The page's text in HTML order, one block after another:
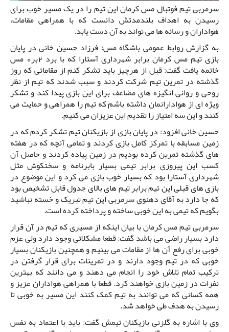
سرمربی تیم فوتبال مس کرمان این تیم را در یک مسیر خوب برای
رسیدن به اهداف بلندمدتش دانست که با همراهی مقامات،
هواداران و رسانه ها می تواند به آن دست یابد.
به گزارش روابط عمومی باشگاه مس؛ فرزاد حسین خانی در پایان
بازی تیم مس کرمان برابر شهرداری آستارا که با برد 2بر0 مس
خاتمه یافت گفت: قبل از هرچیز باید تشکر کنم از مقاماتی که روز
گذشته در تمرین تیم شرکت کردند و سبب شدند که تیم از نظر
روحی و روانی انگیزه های مضاعف برای این بازی پیدا کند و تشکر
ویژه ای از هوادارانمان داشته باشم که تیم را همراهی و حمایت می
کنند و این سه امتیاز را تقدیم این عزیزان می کنیم.
حسین خانی افزود: در پایان بازی از بازیکنان تیم تشکر کردم که در
زمین مسابقه با تمرکز کامل بازی کردند و تمامی آنچه که در هفته
های گذشته تمرین کرده بودیم در زمین پیاده کردند و حاصل آن
کسب این پیروزی برابر تیمی بسیار بابرنامه و سختکوش مثل
شهرداری آستارا بود که بسیار خوب بازی می کرد و این موضوع در
بازی های قبلی این تیم برابر تیم های بالای جدول قابل تشخیص بود
که جا دارد به آقای دهنوی سرمربی این تیم تبریک و خسته نباشید
بگویم که تیمی به این خوبی ساخته و پرداخته کرده است.
سرمربی تیم مس کرمان با بیان اینکه از مسیری که تیم در آن قرار
دارد بسیار راضی می باشد گفت: قطعا مشکلاتی وجود دارد ولی عزم
خوبی برای رفع آن ها از مقامات می بینیم و همچنین بازیکنان بسیار
خوبی که در تیم وجود دارند و در تمرینات برای قرار گرفتن در
ترکیب تمام تلاش خود را انجام می دهند و می دانند که بهترین
نفرات در زمین بازی خواهند کرد. قطعا با همراهی هواداران عزیز و
همه کسانی که می توانند به تیم کمک کنند این مسیر به خوبی تا
رسیدن به هدف طی خواهد شد.
وی با اشاره به گلزنی بازیکنان تیمش گفت: باید با اعتماد به نفس